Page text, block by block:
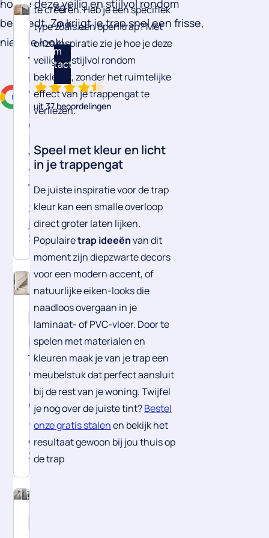
hoe je deze veilig en stijlvol rondom
bekleedt. Zo krijgt je trap snel een frisse,
nieuwe look!
uit 37 beoordelingen
Trap
bekleden:
waarom
PVC
of
Laminaat
wint
van
tapijt
Inspiratie
30
januari
2026
Betonlook
trap:
de
industriële
eyecatcher
Inspiratie
15
oktober
2025
te creëren. Heb je een specifiek
type zoals een open trap?Met
onze inspiratie zie je hoe je deze
veilig en stijlvol rondom
bekleedt, zonder het ruimtelijke
effect van je trappengat te
verliezen.
Speel met kleur en licht
in je trappengat
De juiste inspiratie voor detrap
kleurkan een smalle overloop
direct groter laten lijken.
Populairetrap ideeënvan dit
moment zijn diepzwarte decors
voor een modern accent, of
natuurlijke eiken-looks die
naadloos overgaan in je
laminaat- of PVC-vloer. Door te
spelen met materialen en
kleuren maak je van je trap een
meubelstuk dat perfect aansluit
bij de rest van je woning. Twijfel
je nog over de juiste tint?Bestel
onze gratis stalenen bekijk het
resultaat gewoon bij jou thuis op
de trap
graag met
je mee.
Neem
contact
op